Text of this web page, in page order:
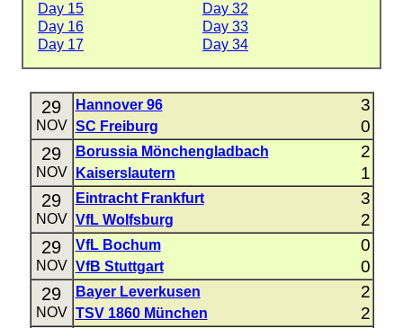
Day 15
Day 32
Day 16
Day 33
Day 17
Day 34
29
NOV
Hannover 96 3
SC Freiburg 0
29
NOV
Borussia Mönchengladbach 2
Kaiserslautern 1
29
NOV
Eintracht Frankfurt 3
VfL Wolfsburg 2
29
NOV
VfL Bochum 0
VfB Stuttgart 0
29
NOV
Bayer Leverkusen 2
TSV 1860 München 2